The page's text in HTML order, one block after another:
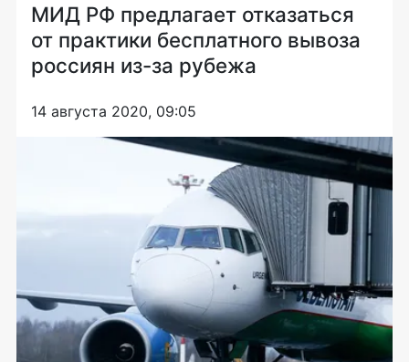
МИД РФ предлагает отказаться
от практики бесплатного вывоза
россиян из-за рубежа
14 августа 2020, 09:05